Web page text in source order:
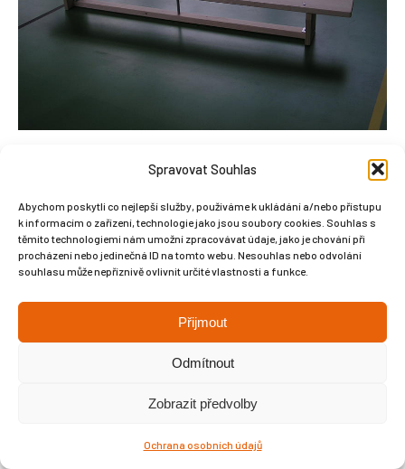
Spravovat Souhlas
Abychom poskytli co nejlepší služby, používáme k ukládání a/nebo přístupu
k informacím o zařízení, technologie jako jsou soubory cookies. Souhlas s
těmito technologiemi nám umožní zpracovávat údaje, jako je chování při
procházení nebo jedinečná ID na tomto webu. Nesouhlas nebo odvolání
souhlasu může nepříznivě ovlivnit určité vlastnosti a funkce.
Přijmout
Odmítnout
Zobrazit předvolby
Ochrana osobních údajů
Copyright © Weiron Dynamics, s.r.o. |Tvorba webových stránek
SEO